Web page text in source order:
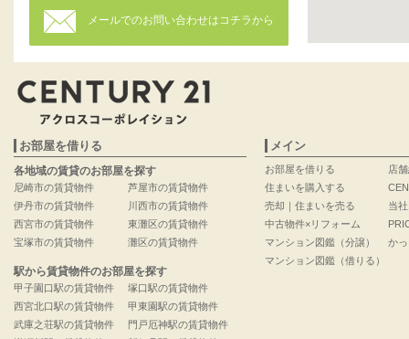
メールでのお問い合わせはコチラから
お部屋を借りる
各地域の賃貸のお部屋を探す
尼崎市の賃貸物件
伊丹市の賃貸物件
西宮市の賃貸物件
宝塚市の賃貸物件
芦屋市の賃貸物件
川西市の賃貸物件
東灘区の賃貸物件
灘区の賃貸物件
駅から賃貸物件のお部屋を探す
甲子園口駅の賃貸物件
西宮北口駅の賃貸物件
武庫之荘駅の賃貸物件
塚口駅の賃貸物件
甲東園駅の賃貸物件
門戸厄神駅の賃貸物件
メイン
お部屋を借りる
住まいを購入する
売却｜住まいを売る
中古物件×リフォーム
マンション図鑑（分譲）
マンション図鑑（借りる）
店
当
か